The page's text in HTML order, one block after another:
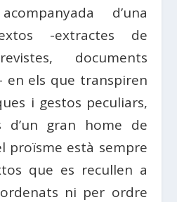
d’una
-extractes de
documents
en els que transpiren
i gestos peculiars,
d’un gran home de
proïsme està sempre
que es recullen a
ni per ordre